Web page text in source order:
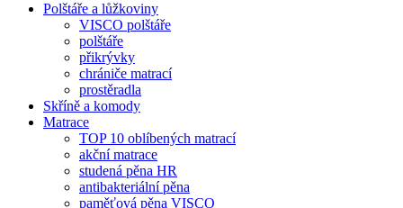
Polštáře a lůžkoviny
VISCO polštáře
polštáře
přikrývky
chrániče matrací
prostěradla
Skříně a komody
Matrace
TOP 10 oblíbených matrací
akční matrace
studená pěna HR
antibakteriální pěna
paměťová pěna VISCO